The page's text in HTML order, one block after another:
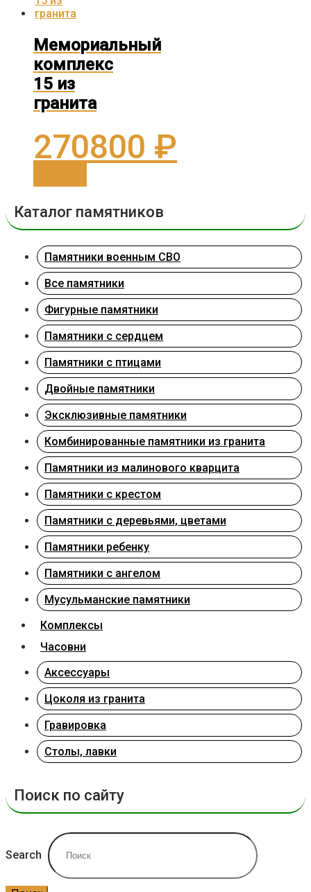
Мемориальный
комплекс
15 из
гранита
270800 ₽
Каталог памятников
Памятники военным СВО
Все памятники
Фигурные памятники
Памятники с сердцем
Памятники с птицами
Двойные памятники
Эксклюзивные памятники
Комбинированные памятники из гранита
Памятники из малинового кварцита
Памятники с крестом
Памятники с деревьями, цветами
Памятники ребенку
Памятники с ангелом
Мусульманские памятники
Комплексы
Часовни
Аксессуары
Цоколя из гранита
Гравировка
Столы, лавки
Поиск по сайту
Search